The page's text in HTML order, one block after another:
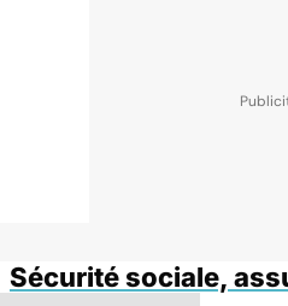
Sécurité sociale,